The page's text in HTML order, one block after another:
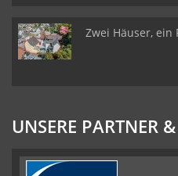
Zwei Häuser, ein
UNSERE PARTNER